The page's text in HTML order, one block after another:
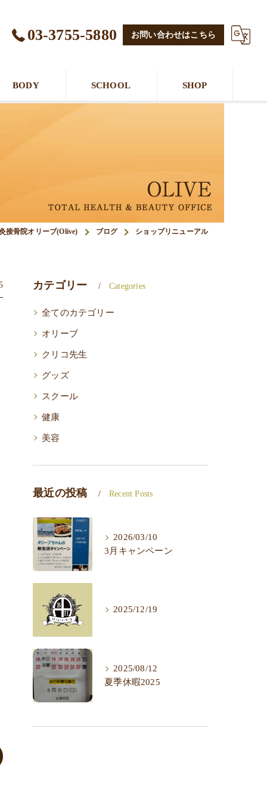
03-3755-5880 お問い合わせはこちら
BODY SCHOOL SHOP
接骨院オリーブ(Olive) ブログ ショップリニューアル
カテゴリー Categories
全てのカテゴリー
オリーブ
クリコ先生
グッズ
スクール
健康
美容
最近の投稿 Recent Posts
2026/03/10
3月キャンペーン
2025/12/19
2025/08/12
夏季休暇2025